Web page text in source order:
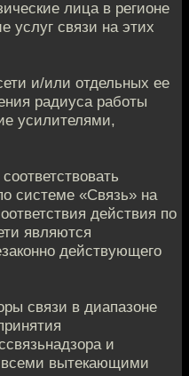
лица в регионе
услуг связи на этих
и/или отдельных ее
радиуса работы
усилителями,
системе «Связь» на
действия по
являются
действующего
связи в диапазоне
и
всеми вытекающими